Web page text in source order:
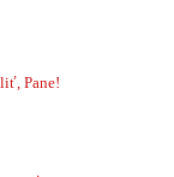
Pane!